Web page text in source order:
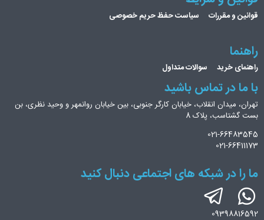
قوانین و مقررات سیاست حفظ حریم خصوصی
راهنما
راهنمای خرید سوالات متداول
با ما در تماس باشید
تهران، میدان انقلاب، خیابان کارگر جنوبی، بین خیابان روانمهر و وحید نظری، بن
بست گشتاسب، پلاک 8
021-66483545
021-66411173
ما را در شبکه های اجتماعی دنبال کنید
09398816592